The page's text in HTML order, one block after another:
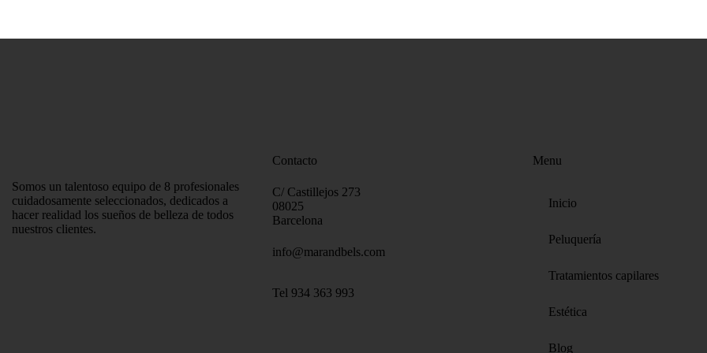
Somos un talentoso equipo de 8 profesionales
cuidadosamente seleccionados, dedicados a
hacer realidad los sueños de belleza de todos
nuestros clientes.
Contacto
C/ Castillejos 273
08025
Barcelona
info@marandbels.com
Tel 934 363 993
Menu
Inicio
Peluquería
Tratamientos capilares
Estética
Blog